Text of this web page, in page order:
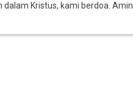
Kristus, kami berdoa. Amin.